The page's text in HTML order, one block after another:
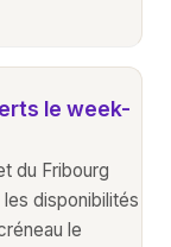
le week-
du Fribourg
disponibilités
le